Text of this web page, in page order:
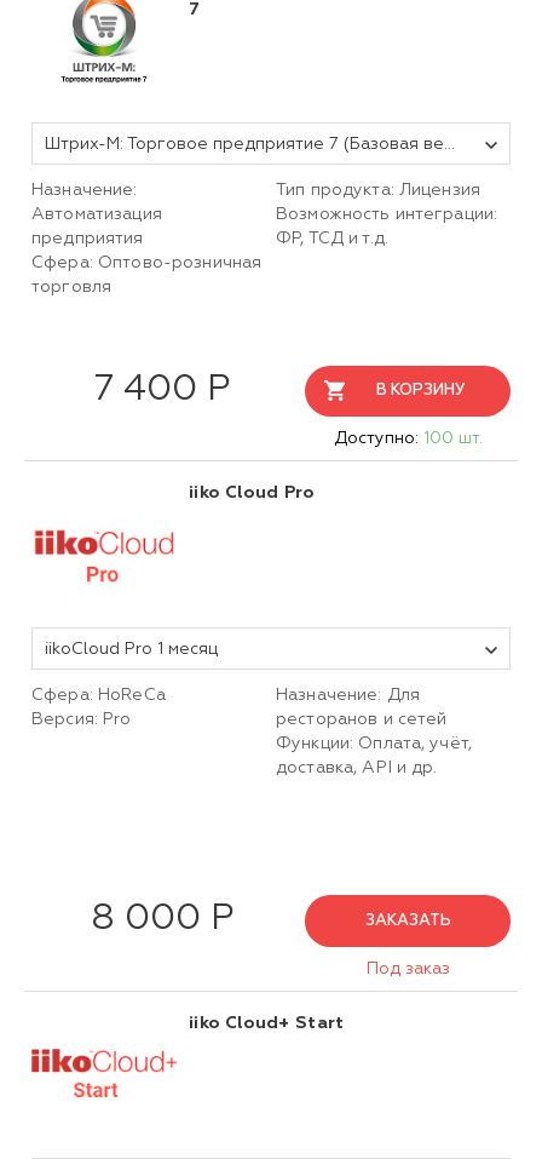
7
Штрих-М: Торговое предприятие 7 (Базовая версия)
Назначение:
Автоматизация
предприятия
Сфера: Оптово-розничная
торговля
Тип продукта: Лицензия
Возможность интеграции:
ФР, ТСД и т.д.
7 400 Р В КОРЗИНУ
Доступно: 100 шт.
iiko Cloud Pro
iikoCloud Pro 1 месяц
Сфера: HoReCa
Версия: Pro
Назначение: Для
ресторанов и сетей
Функции: Оплата, учёт,
доставка, API и др.
8 000 Р ЗАКАЗАТЬ
Под заказ
iiko Cloud+ Start